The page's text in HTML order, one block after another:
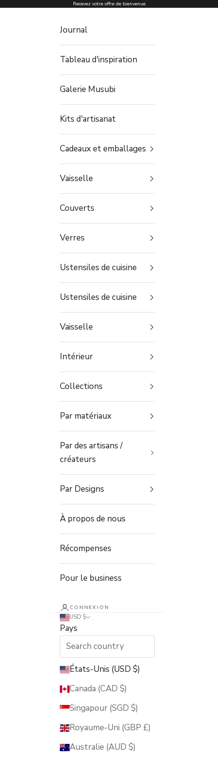
Passer au contenu Recevez votre offre de bienvenue
Journal
Tableau d'inspiration
Galerie Musubi
Kits d'artisanat
Cadeaux et emballages
Vaisselle
Couverts
Verres
Ustensiles de cuisine
Ustensiles de cuisine
Vaisselle
Intérieur
Collections
Par matériaux
Par des artisans /
créateurs
Par Designs
À propos de nous
Récompenses
Pour le business
CONNEXION
USD $
Pays
États-Unis (USD $)
Canada (CAD $)
Singapour (SGD $)
Royaume-Uni (GBP £)
Australie (AUD $)